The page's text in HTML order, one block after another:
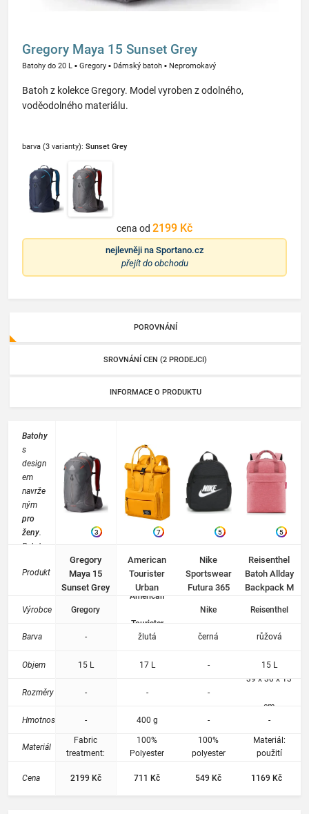
Gregory Maya 15 Sunset Grey
Batohy do 20 L ▪ Gregory ▪ Dámský batoh ▪ Nepromokavý
Batoh z kolekce Gregory. Model vyroben z odolného, ​​
voděodolného materiálu.
barva (3 varianty): Sunset Grey
cena od 2199 Kč
nejlevněji na Sportano.cz
přejít do obchodu
POROVNÁNÍ
SROVNÁNÍ CEN (2 PRODEJCI)
INFORMACE O PRODUKTU
Batohy
s
design
em
navrže
ným
pro
ženy.
Batoh
tělocvi
na
od
h
ů jsou
rii
Produkt
Výrobce
Barva
Objem
Rozměry
Hmotnost
Materiál
Cena
3
Gregory
Maya 15
Sunset Grey
Gregory
-
15 L
-
-
Fabric
treatment:
2199 Kč
7
American
Tourister
Urban
Groove 17l
American
Tourister
žlutá
17 L
-
400 g
100%
Polyester
711 Kč
5
Nike
Sportswear
Futura 365
Nike
černá
-
-
-
100%
polyester
zipy
549 Kč
5
Reisenthel
Batoh Allday
Backpack M
Reisenthel
růžová
15 L
39 x 30 x 13
cm
-
Materiál:
použití
materiálu z
1169 Kč